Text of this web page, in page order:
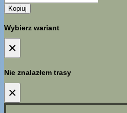
Kopiuj
Wybierz wariant
×
Nie znalazłem trasy
×